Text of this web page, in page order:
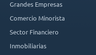
Grandes Empresas
Comercio Minorista
Sector Financiero
Inmobiliarias